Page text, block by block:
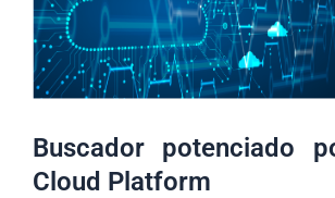
Buscador potenciado
Cloud Platform